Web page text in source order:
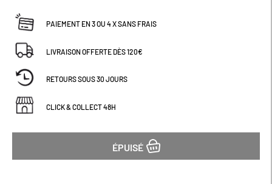
PAIEMENT EN 3 OU 4 X SANS FRAIS
LIVRAISON OFFERTE DÈS 120€
RETOURS SOUS 30 JOURS
CLICK & COLLECT 48H
ÉPUISÉ